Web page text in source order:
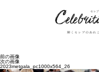
前の画像
次の画像
2023metgala_pc1000x564_26